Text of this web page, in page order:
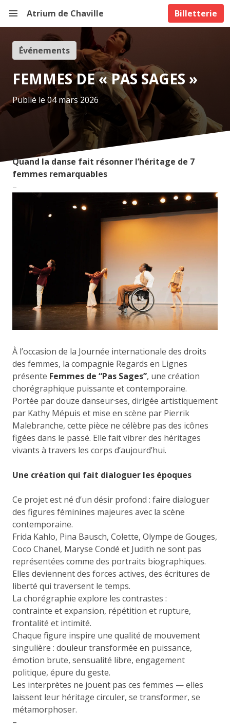
Atrium de Chaville Billetterie
Événements
FEMMES DE « PAS SAGES »
Publié le 04 mars 2026
Quand la danse fait résonner l’héritage de 7
femmes remarquables
–
À l’occasion de la Journée internationale des droits
des femmes, la compagnie Regards en Lignes
présente Femmes de “Pas Sages”, une création
chorégraphique puissante et contemporaine.
Portée par douze danseur·ses, dirigée artistiquement
par Kathy Mépuis et mise en scène par Pierrik
Malebranche, cette pièce ne célèbre pas des icônes
figées dans le passé. Elle fait vibrer des héritages
vivants à travers les corps d’aujourd’hui.
Une création qui fait dialoguer les époques
Ce projet est né d’un désir profond : faire dialoguer
des figures féminines majeures avec la scène
contemporaine.
Frida Kahlo, Pina Bausch, Colette, Olympe de Gouges,
Coco Chanel, Maryse Condé et Judith ne sont pas
représentées comme des portraits biographiques.
Elles deviennent des forces actives, des écritures de
liberté qui traversent le temps.
La chorégraphie explore les contrastes :
contrainte et expansion, répétition et rupture,
frontalité et intimité.
Chaque figure inspire une qualité de mouvement
singulière : douleur transformée en puissance,
émotion brute, sensualité libre, engagement
politique, épure du geste.
Les interprètes ne jouent pas ces femmes — elles
laissent leur héritage circuler, se transformer, se
métamorphoser.
–